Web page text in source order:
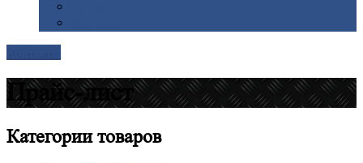
Прайс-лист
Категориитоваров